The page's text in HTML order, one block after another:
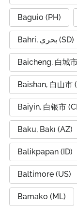
Baguio (PH)
Bahri, بحري (SD)
Baicheng, 白城
Baishan, 白山市
Baiyin, 白银市
Baku, Bakı (AZ)
Balikpapan (ID)
Baltimore (US)
Bamako (ML)